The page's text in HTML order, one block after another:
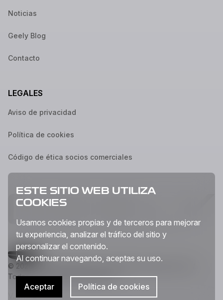
Noticias
Geely Blog
Contacto
LEGALES
Aviso de privacidad
Política de cookies
Código de ética socios comerciales
© 2026 Geely Auto México Corporation, S de R.L. de C.V.
Todos los derechos reservados.
V. 2.13.29
ESTE SITIO WEB UTILIZA
COOKIES
Usamos cookies propias y de terceros para mejorar
tu experiencia, analizar el tráfico del sitio y
personalizar el contenido.
Al continuar navegando, aceptas su uso.
Aceptar Política de cookies